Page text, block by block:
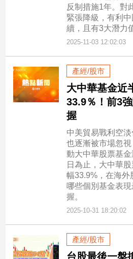
反制措施1年。對
緊張降級，有利
續，且有3大潛力
2025-11-03 12:02:03
產經/股市
大中華基金近
33.9％！前3
握
中美貿易戰利空
也逐漸被市場忽
動大中華股票基
日為止，大中華
幅33.9%，在海外
哪些個別基金表
握。
2025-10-31 18:20:02
產經/股市
台股最後一盤